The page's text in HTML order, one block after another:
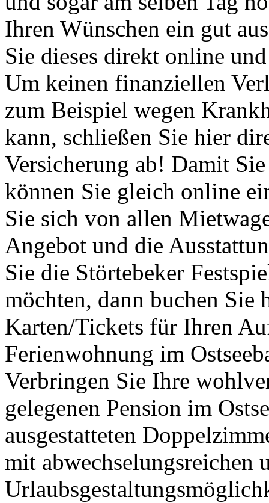
Ihren Wünschen ein gut
Sie dieses direkt online
Um keinen finanziellen
zum Beispiel wegen
kann, schließen Sie hier
Versicherung ab! Damit
können Sie gleich online
Sie sich von allen
Angebot und die
Sie die Störtebeker
möchten, dann buchen
Karten/Tickets für Ihren
Ferienwohnung im
Verbringen Sie Ihre
gelegenen Pension im
ausgestatteten
mit abwechselungsreichen